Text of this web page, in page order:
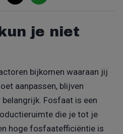
je niet
bijkomen waaraan jij
aanpassen, blijven
Fosfaat is een
die je tot je
hoge fosfaatefficiëntie is